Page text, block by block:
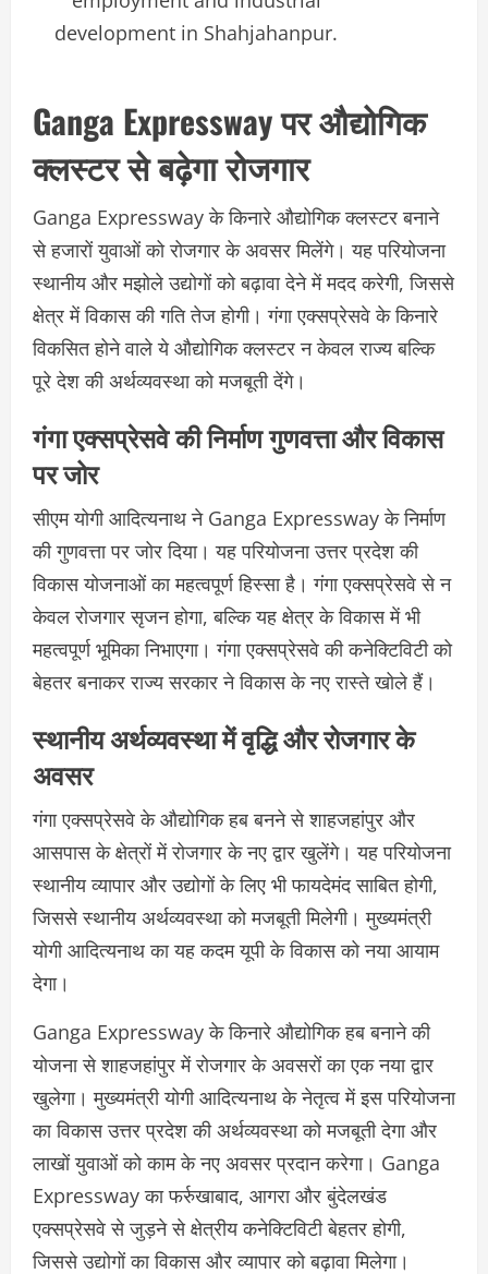
development in Shahjahanpur.
Ganga Expressway पर औद्योगिक
क्लस्टर से बढ़ेगा रोजगार
Ganga Expressway के किनारे औद्योगिक क्लस्टर बनाने
से हजारों युवाओं को रोजगार के अवसर मिलेंगे। यह परियोजना
स्थानीय और मझोले उद्योगों को बढ़ावा देने में मदद करेगी, जिससे
क्षेत्र में विकास की गति तेज होगी। गंगा एक्सप्रेसवे के किनारे
विकसित होने वाले ये औद्योगिक क्लस्टर न केवल राज्य बल्कि
पूरे देश की अर्थव्यवस्था को मजबूती देंगे।
गंगा एक्सप्रेसवे की निर्माण गुणवत्ता और विकास
पर जोर
सीएम योगी आदित्यनाथ ने Ganga Expressway के निर्माण
की गुणवत्ता पर जोर दिया। यह परियोजना उत्तर प्रदेश की
विकास योजनाओं का महत्वपूर्ण हिस्सा है। गंगा एक्सप्रेसवे से न
केवल रोजगार सृजन होगा, बल्कि यह क्षेत्र के विकास में भी
महत्वपूर्ण भूमिका निभाएगा। गंगा एक्सप्रेसवे की कनेक्टिविटी को
बेहतर बनाकर राज्य सरकार ने विकास के नए रास्ते खोले हैं।
स्थानीय अर्थव्यवस्था में वृद्धि और रोजगार के
अवसर
गंगा एक्सप्रेसवे के औद्योगिक हब बनने से शाहजहांपुर और
आसपास के क्षेत्रों में रोजगार के नए द्वार खुलेंगे। यह परियोजना
स्थानीय व्यापार और उद्योगों के लिए भी फायदेमंद साबित होगी,
जिससे स्थानीय अर्थव्यवस्था को मजबूती मिलेगी। मुख्यमंत्री
योगी आदित्यनाथ का यह कदम यूपी के विकास को नया आयाम
देगा।
Ganga Expressway के किनारे औद्योगिक हब बनाने की
योजना से शाहजहांपुर में रोजगार के अवसरों का एक नया द्वार
खुलेगा। मुख्यमंत्री योगी आदित्यनाथ के नेतृत्व में इस परियोजना
का विकास उत्तर प्रदेश की अर्थव्यवस्था को मजबूती देगा और
लाखों युवाओं को काम के नए अवसर प्रदान करेगा। Ganga
Expressway का फर्रुखाबाद, आगरा और बुंदेलखंड
एक्सप्रेसवे से जुड़ने से क्षेत्रीय कनेक्टिविटी बेहतर होगी,
जिससे उद्योगों का विकास और व्यापार को बढ़ावा मिलेगा।